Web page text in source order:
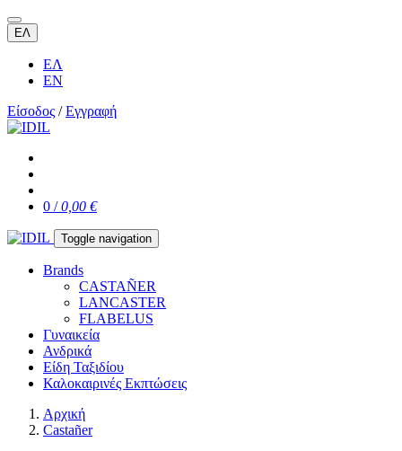
ΕΛ
ΕΛ
EN
Είσοδος /Εγγραφή
0 /0,00 €
Toggle navigation
Brands
CASTAÑER
LANCASTER
FLABELUS
Γυναικεία
Ανδρικά
Είδη Ταξιδίου
Καλοκαιρινές Εκπτώσεις
Αρχική
Castañer